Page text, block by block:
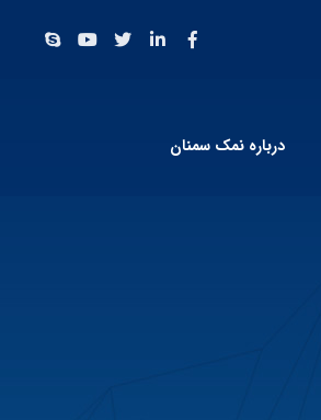
درباره نمک سمنان